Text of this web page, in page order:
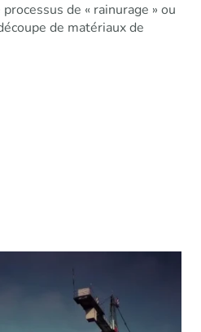
de « rainurage » ou
de matériaux de